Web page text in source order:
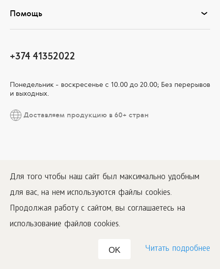
Для того чтобы наш сайт был максимально удобным
для вас, на нем используются файлы cookies.
Продолжая работу с сайтом, вы соглашаетесь на
использование файлов cookies.
OK Читать подробнее
Помощь
+374 41352022
Понедельник - воскресенье с 10.00 до 20.00; Без перерывов
и выходных.
Доставляем продукцию в 60+ стран